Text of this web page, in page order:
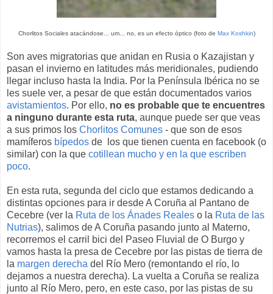
Chorlitos Sociales atacándose... um... no, es un efecto óptico (foto de Max Koshkin)
Son aves migratorias que anidan en Rusia o Kazajistan y
pasan el invierno en latitudes más meridionales, pudiendo
llegar incluso hasta la India. Por la Península Ibérica no se
les suele ver, a pesar de que están documentados varios
avistamientos. Por ello, no es probable que te encuentres
a ninguno durante esta ruta, aunque puede ser que veas
a sus primos los Chorlitos Comunes - que son de esos
mamíferos bípedos de los que tienen cuenta en facebook (o
similar) con la que cotillean mucho y en la que escriben
poco.
En esta ruta, segunda del ciclo que estamos dedicando a
distintas opciones para ir desde A Coruña al Pantano de
Cecebre (ver la Ruta de los Ánades Reales o la Ruta de las
Nutrias), salimos de A Coruña pasando junto al Materno,
recorremos el carril bici del Paseo Fluvial de O Burgo y
vamos hasta la presa de Cecebre por las pistas de tierra de
la margen derecha del Río Mero (remontando el río, lo
dejamos a nuestra derecha). La vuelta a Coruña se realiza
junto al Río Mero, pero, en este caso, por las pistas de su